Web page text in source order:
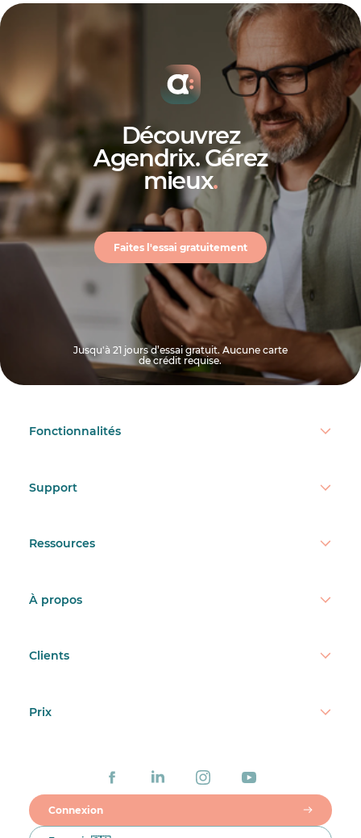
Découvrez
Agendrix. Gérez
mieux.
Faites l'essai gratuitement
Jusqu'à 21 jours d’essai gratuit. Aucune carte
de crédit requise.
Fonctionnalités
Support
Ressources
À propos
Clients
Prix
Connexion